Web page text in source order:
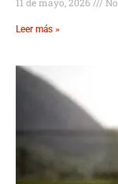
Leer más »